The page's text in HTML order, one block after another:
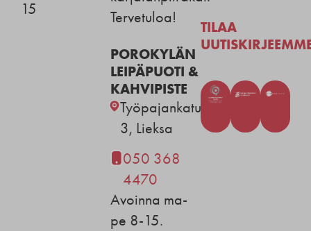
15
Tervetuloa!
POROKYLÄN
LEIPÄPUOTI &
KAHVIPISTE
Työpajankatu
3, Lieksa
050 368
4470
Avoinna ma-
pe 8-15.
TILAA